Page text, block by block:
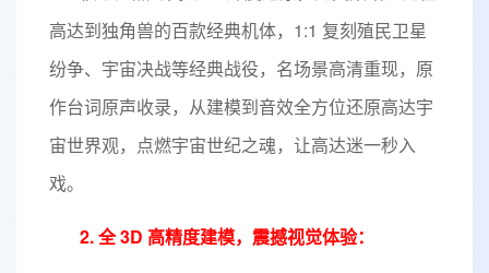
高达到独角兽的百款经典机体，1:1 复刻殖民卫星
纷争、宇宙决战等经典战役，名场景高清重现，原
作台词原声收录，从建模到音效全方位还原高达宇
宙世界观，点燃宇宙世纪之魂，让高达迷一秒入
戏。
2. 全 3D 高精度建模，震撼视觉体验：